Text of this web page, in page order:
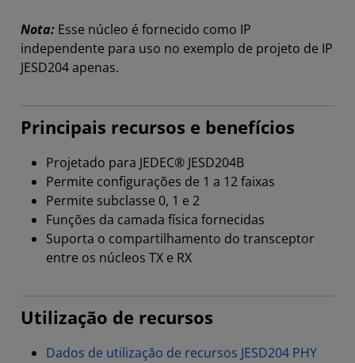
Nota: Esse núcleo é fornecido como IP
independente para uso no exemplo de projeto de IP
JESD204 apenas.
Principais recursos e benefícios
Projetado para JEDEC® JESD204B
Permite configurações de 1 a 12 faixas
Permite subclasse 0, 1 e 2
Funções da camada física fornecidas
Suporta o compartilhamento do transceptor
entre os núcleos TX e RX
Utilização de recursos
Dados de utilização de recursos JESD204 PHY